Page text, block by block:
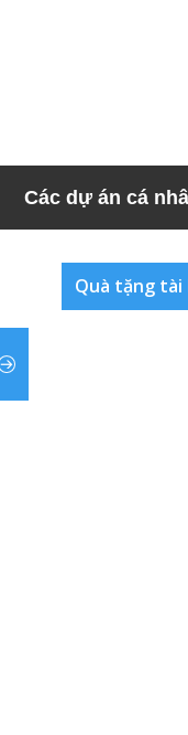
Các dự án cá
Quà tặng tài